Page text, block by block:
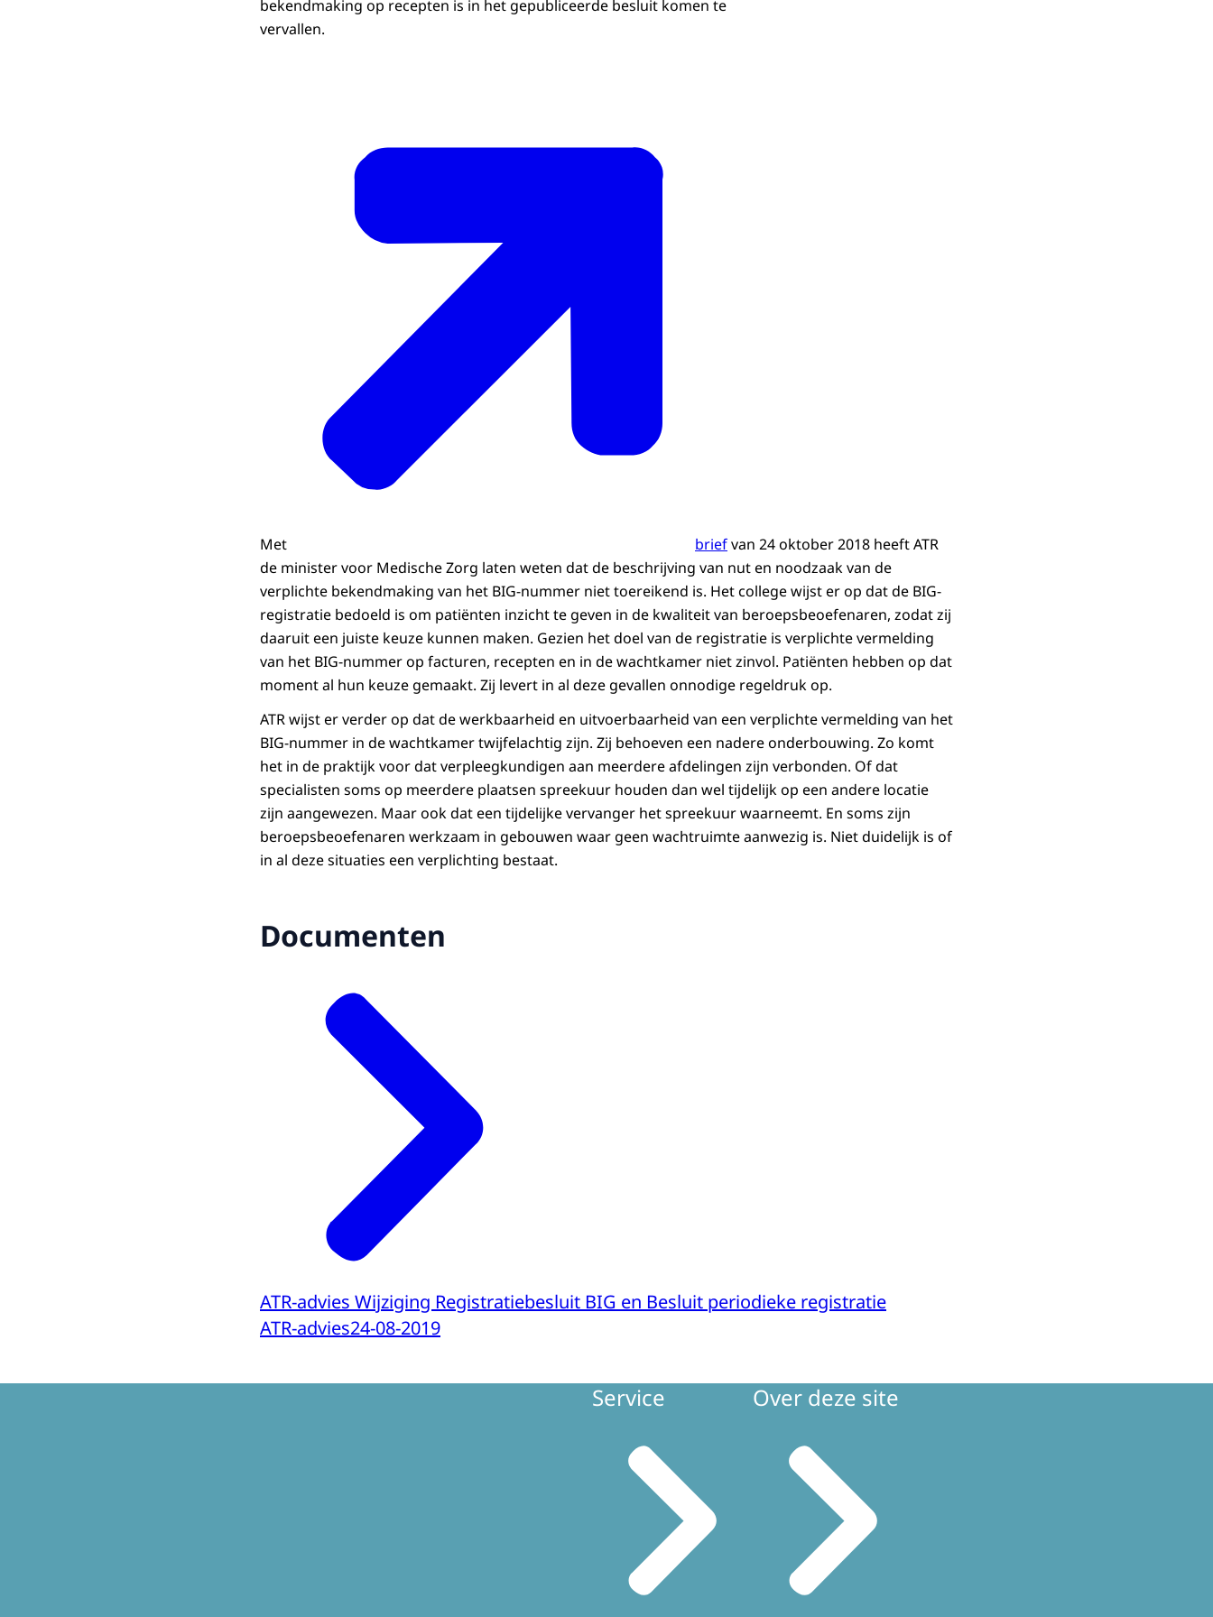
bekendmaking op recepten is in het gepubliceerde besluit komen te
vervallen.
Met briefvan 24 oktober 2018 heeft ATR
de minister voor Medische Zorg laten weten dat de beschrijving van nut en noodzaak van de
verplichte bekendmaking van het BIG-nummer niet toereikend is. Het college wijst er op dat de BIG-
registratie bedoeld is om patiënten inzicht te geven in de kwaliteit van beroepsbeoefenaren, zodat zij
daaruit een juiste keuze kunnen maken. Gezien het doel van de registratie is verplichte vermelding
van het BIG-nummer op facturen, recepten en in de wachtkamer niet zinvol. Patiënten hebben op dat
moment al hun keuze gemaakt. Zij levert in al deze gevallen onnodige regeldruk op.
ATR wijst er verder op dat de werkbaarheid en uitvoerbaarheid van een verplichte vermelding van het
BIG-nummer in de wachtkamer twijfelachtig zijn. Zij behoeven een nadere onderbouwing. Zo komt
het in de praktijk voor dat verpleegkundigen aan meerdere afdelingen zijn verbonden. Of dat
specialisten soms op meerdere plaatsen spreekuur houden dan wel tijdelijk op een andere locatie
zijn aangewezen. Maar ook dat een tijdelijke vervanger het spreekuur waarneemt. En soms zijn
beroepsbeoefenaren werkzaam in gebouwen waar geen wachtruimte aanwezig is. Niet duidelijk is of
in al deze situaties een verplichting bestaat.
Documenten
ATR-advies Wijziging Registratiebesluit BIG en Besluit periodieke registratie
ATR-advies24-08-2019
Service Over deze site